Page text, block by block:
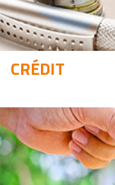
CRÉDIT